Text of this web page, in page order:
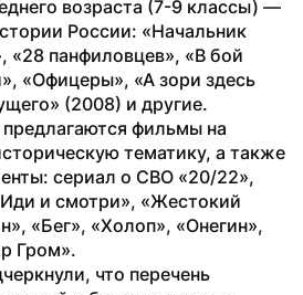
возраста (7-9 классы) —
России: «Начальник
«28 панфиловцев», «В бой
«Офицеры», «А зори здесь
(2008) и другие.
фильмы на
тематику, а также
сериал о СВО «20/22»,
и смотри», «Жестокий
«Бег», «Холоп», «Онегин»,
Гром».
что перечень